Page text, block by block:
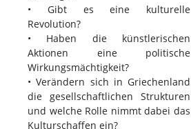
• Gibt es eine kulturelle
Revolution?
• Haben die künstlerischen
Aktionen eine politische
Wirkungsmächtigkeit?
• Verändern sich in Griechenland
die gesellschaftlichen Strukturen
und welche Rolle nimmt dabei das
Kulturschaffen ein?